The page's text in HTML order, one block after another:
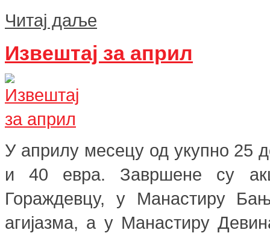
Читај даље
Извештај за април
У априлу месецу од укупно 25
и 40 евра. Завршене су
Гораждевцу, у Манастиру
агијазма, а у Манастиру